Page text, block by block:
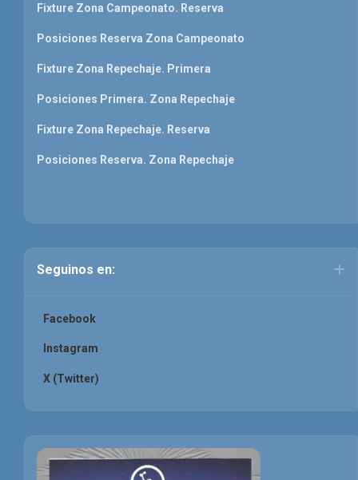
Fixture Zona Campeonato. Reserva
Posiciones Reserva Zona Campeonato
Fixture Zona Repechaje. Primera
Posiciones Primera. Zona Repechaje
Fixture Zona Repechaje. Reserva
Posiciones Reserva. Zona Repechaje
Seguinos en:
Facebook
Instagram
X (Twitter)